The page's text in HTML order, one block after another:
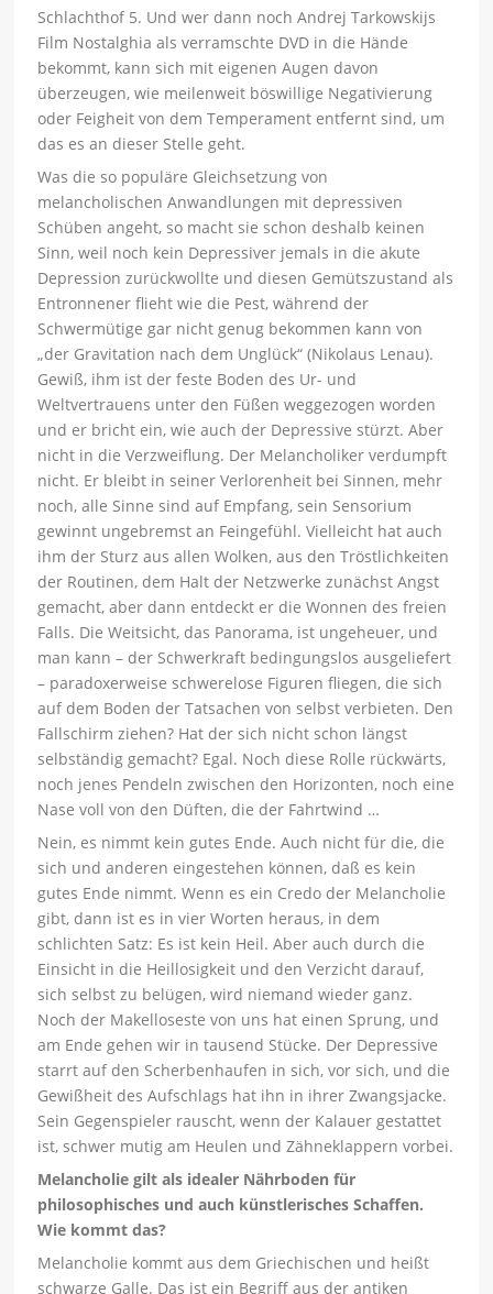
Schlachthof 5. Und wer dann noch Andrej Tarkowskijs
Film Nostalghia als verramschte DVD in die Hände
bekommt, kann sich mit eigenen Augen davon
überzeugen, wie meilenweit böswillige Negativierung
oder Feigheit von dem Temperament entfernt sind, um
das es an dieser Stelle geht.
Was die so populäre Gleichsetzung von
melancholischen Anwandlungen mit depressiven
Schüben angeht, so macht sie schon deshalb keinen
Sinn, weil noch kein Depressiver jemals in die akute
Depression zurückwollte und diesen Gemütszustand als
Entronnener flieht wie die Pest, während der
Schwermütige gar nicht genug bekommen kann von
„der Gravitation nach dem Unglück“ (Nikolaus Lenau).
Gewiß, ihm ist der feste Boden des Ur- und
Weltvertrauens unter den Füßen weggezogen worden
und er bricht ein, wie auch der Depressive stürzt. Aber
nicht in die Verzweiflung. Der Melancholiker verdumpft
nicht. Er bleibt in seiner Verlorenheit bei Sinnen, mehr
noch, alle Sinne sind auf Empfang, sein Sensorium
gewinnt ungebremst an Feingefühl. Vielleicht hat auch
ihm der Sturz aus allen Wolken, aus den Tröstlichkeiten
der Routinen, dem Halt der Netzwerke zunächst Angst
gemacht, aber dann entdeckt er die Wonnen des freien
Falls. Die Weitsicht, das Panorama, ist ungeheuer, und
man kann – der Schwerkraft bedingungslos ausgeliefert
– paradoxerweise schwerelose Figuren fliegen, die sich
auf dem Boden der Tatsachen von selbst verbieten. Den
Fallschirm ziehen? Hat der sich nicht schon längst
selbständig gemacht? Egal. Noch diese Rolle rückwärts,
noch jenes Pendeln zwischen den Horizonten, noch eine
Nase voll von den Düften, die der Fahrtwind …
Nein, es nimmt kein gutes Ende. Auch nicht für die, die
sich und anderen eingestehen können, daß es kein
gutes Ende nimmt. Wenn es ein Credo der Melancholie
gibt, dann ist es in vier Worten heraus, in dem
schlichten Satz: Es ist kein Heil. Aber auch durch die
Einsicht in die Heillosigkeit und den Verzicht darauf,
sich selbst zu belügen, wird niemand wieder ganz.
Noch der Makelloseste von uns hat einen Sprung, und
am Ende gehen wir in tausend Stücke. Der Depressive
starrt auf den Scherbenhaufen in sich, vor sich, und die
Gewißheit des Aufschlags hat ihn in ihrer Zwangsjacke.
Sein Gegenspieler rauscht, wenn der Kalauer gestattet
ist, schwer mutig am Heulen und Zähneklappern vorbei.
Melancholie gilt als idealer Nährboden für
philosophisches und auch künstlerisches Schaffen.
Wie kommt das?
Melancholie kommt aus dem Griechischen und heißt
schwarze Galle. Das ist ein Begriff aus der antiken